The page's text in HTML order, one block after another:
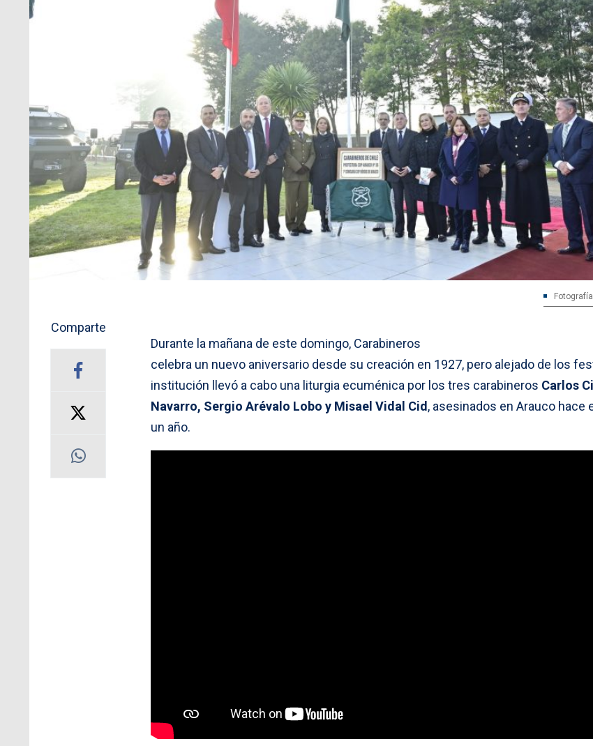
Comparte
Durante la mañana de este domingo, Carabineros
celebra un nuevo aniversario desde su creación en 1927, pero alejado de los
institución llevó a cabo una liturgia ecuménica por los tres carabineros Carlos
Navarro, Sergio Arévalo Lobo y Misael Vidal Cid, asesinados en Arauco hace
un año.